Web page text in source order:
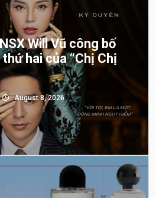
Will Vũ công bố
hai của “Chị Chị
August 8, 2026